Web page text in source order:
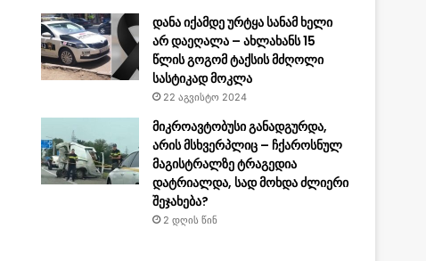
დანა იქამდე ურტყა სანამ ხელი
არ დაეღალა – ახლახანს 15
წლის გოგომ ტაქსის მძღოლი
სასტიკად მოკლა
22 აგვისტო 2024
მიკროავტობუსი განადგურდა,
არის მსხვერპლიც – ჩქაროსნულ
მაგისტრალზე ტრაგედია
დატრიალდა, სად მოხდა ძლიერი
შეჯახება?
2 დღის წინ